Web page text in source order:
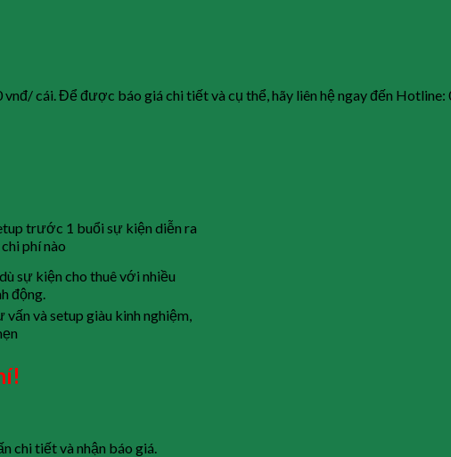
cái. Để được báo giá chi tiết và cụ thể, hãy liên hệ ngay đến Hotline:
trước 1 buổi sự kiện diễn ra
phí nào
sự kiện cho thuê với nhiều
động.
và setup giàu kinh nghiệm,
chi tiết và nhận báo giá.